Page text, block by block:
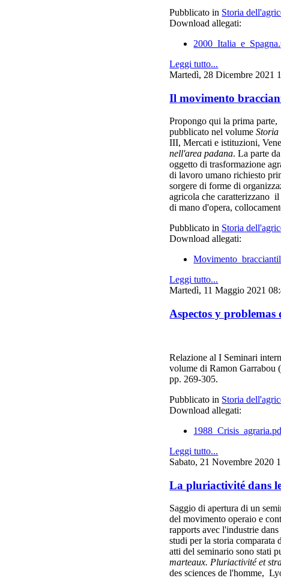
Pubblicato in Storia
Download allegati:
Leggi tutto...
Martedì, 28 Dicembre 2021
Il movimento
Propongo qui la prima
pubblicato nel volume
III, Mercati e istituzioni,
nell'area padana. La parte
oggetto di trasformazione
di lavoro umano richiesto
sorgere di forme di
agricola che caratterizzano
di mano d'opera,
Pubblicato in Storia
Download allegati:
Leggi tutto...
Martedì, 11 Maggio 2021
Aspectos y
Relazione al I Seminari
volume di Ramon Garrabou
pp. 269-305.
Pubblicato in Storia
Download allegati:
Leggi tutto...
Sabato, 21 Novembre 2020
La pluriactivité dans
Saggio di apertura di un
del movimento operaio e
rapports avec l'industrie
studi per la storia comparata
atti del seminario sono stati
marteaux. Pluriactivité et
des sciences de l'homme,